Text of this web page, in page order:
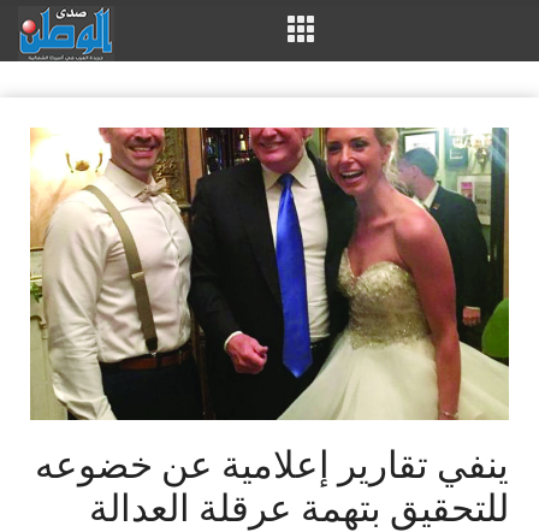
ينفي تقارير إعلامية عن خضوعه
للتحقيق بتهمة عرقلة العدالة